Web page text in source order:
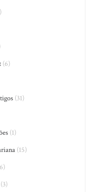
(6)
(31)
(1)
(15)